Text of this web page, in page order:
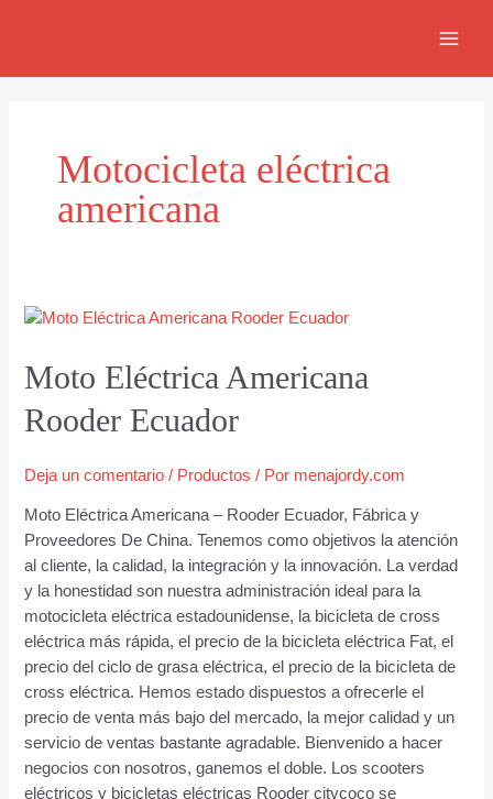
Motocicleta eléctrica
americana
Moto Eléctrica Americana
Rooder Ecuador
Deja un comentario / Productos / Por menajordy.com
Moto Eléctrica Americana – Rooder Ecuador, Fábrica y
Proveedores De China. Tenemos como objetivos la atención
al cliente, la calidad, la integración y la innovación. La verdad
y la honestidad son nuestra administración ideal para la
motocicleta eléctrica estadounidense, la bicicleta de cross
eléctrica más rápida, el precio de la bicicleta eléctrica Fat, el
precio del ciclo de grasa eléctrica, el precio de la bicicleta de
cross eléctrica. Hemos estado dispuestos a ofrecerle el
precio de venta más bajo del mercado, la mejor calidad y un
servicio de ventas bastante agradable. Bienvenido a hacer
negocios con nosotros, ganemos el doble. Los scooters
eléctricos y bicicletas eléctricas Rooder citycoco se